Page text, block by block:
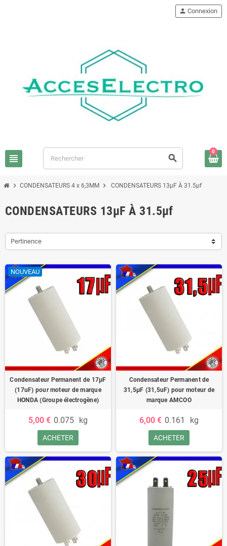
view_headline search
person Connexion
0
chevron_right CONDENSATEURS 4 x 6,3MM chevron_right CONDENSATEURS 13µF À 31.5µf
CONDENSATEURS 13µF À 31.5µf
Pertinence
NOUVEAU
Condensateur Permanent de 17μF
(17uF) pour moteur de marque
HONDA (Groupe électrogène)
5,00 € 0.075 kg
ACHETER
Condensateur Permanent de
31,5μF (31,5uF) pour moteur de
marque AMCOO
6,00 € 0.161 kg
ACHETER